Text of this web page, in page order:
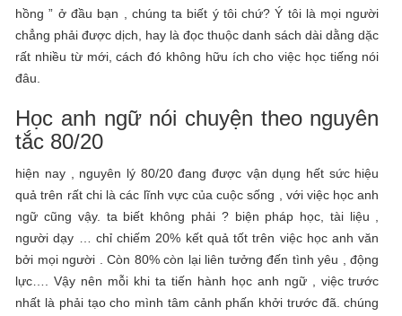
hồng ” ở đầu bạn , chúng ta biết ý tôi chứ? Ý tôi là mọi người
chẳng phải được dịch, hay là đọc thuộc danh sách dài dằng dặc
rất nhiều từ mới, cách đó không hữu ích cho việc học tiếng nói
đâu.
Học anh ngữ nói chuyện theo nguyên
tắc 80/20
hiện nay , nguyên lý 80/20 đang được vận dụng hết sức hiệu
quả trên rất chi là các lĩnh vực của cuộc sống , với việc học anh
ngữ cũng vậy. ta biết không phải ? biện pháp học, tài liệu ,
người dạy … chỉ chiếm 20% kết quả tốt trên việc học anh văn
bởi mọi người . Còn 80% còn lại liên tưởng đến tình yêu , động
lực…. Vậy nên mỗi khi ta tiến hành học anh ngữ , việc trước
nhất là phải tạo cho mình tâm cảnh phấn khởi trước đã. chúng